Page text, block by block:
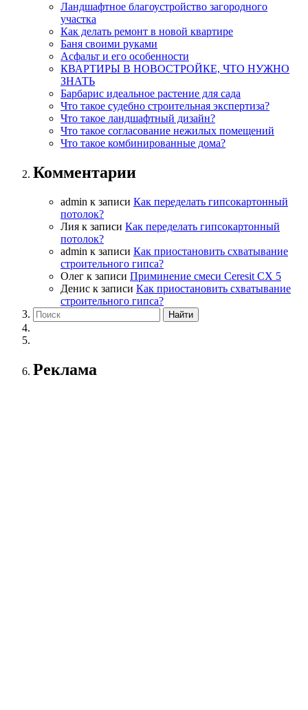
Ландшафтное благоустройство загородного
участка
Как делать ремонт в новой квартире
Баня своими руками
Асфальт и его особенности
КВАРТИРЫ В НОВОСТРОЙКЕ, ЧТО НУЖНО
ЗНАТЬ
Барбарис идеальное растение для сада
Что такое судебно строительная экспертиза?
Что такое ландшафтный дизайн?
Что такое согласование нежилых помещений
Что такое комбинированные дома?
Комментарии
admin к записи Как переделать гипсокартонный
потолок?
Лия к записи Как переделать гипсокартонный
потолок?
admin к записи Как приостановить схватывание
строительного гипса?
Олег к записи Приминение смеси Ceresit СХ 5
Денис к записи Как приостановить схватывание
строительного гипса?
Реклама